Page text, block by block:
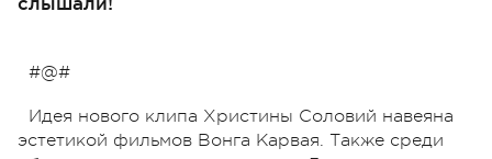
#@#
Идея нового клипа Христины Соловий навеяна
эстетикой фильмов Вонга Карвая. Также среди